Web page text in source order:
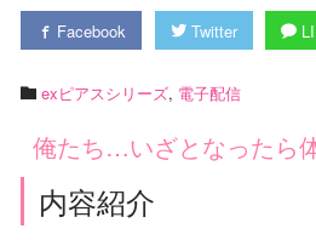
Facebook Twitter
exピアスシリーズ, 電子配信
俺たち…いざとなったら
内容紹介